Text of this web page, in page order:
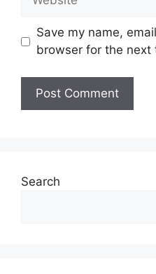
Save my name,
browser for the next
Search